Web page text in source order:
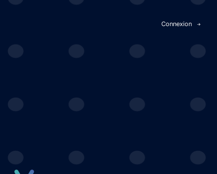
Connexion